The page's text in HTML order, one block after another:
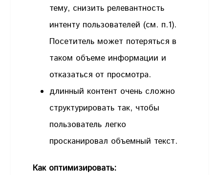
тему, снизить релевантность
интенту пользователей (см. п.1).
Посетитель может потеряться в
таком объеме информации и
отказаться от просмотра.
длинный контент очень сложно
структурировать так, чтобы
пользователь легко
просканировал объемный текст.
Как оптимизировать: